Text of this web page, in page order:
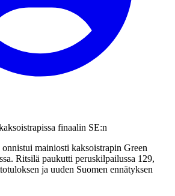
finaalin SE:n
mainiosti kaksoistrapin Green
Ritsilä paukutti peruskilpailussa 129,
ja uuden Suomen ennätyksen